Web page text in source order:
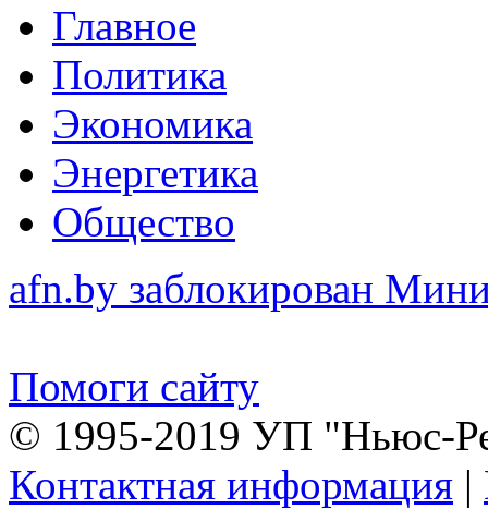
Главное
Политика
Экономика
Энергетика
Общество
afn.by заблокирован
Помоги сайту
© 1995-2019 УП "Ньюс-
Контактная информация |